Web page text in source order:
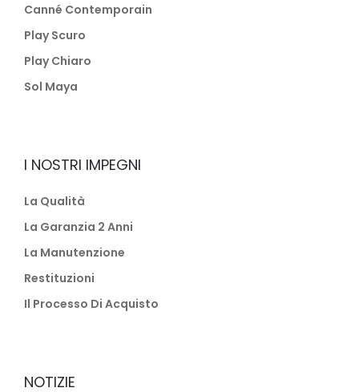
Canné Contemporain
Play Scuro
Play Chiaro
Sol Maya
I NOSTRI IMPEGNI
La Qualità
La Garanzia 2 Anni
La Manutenzione
Restituzioni
Il Processo Di Acquisto
NOTIZIE